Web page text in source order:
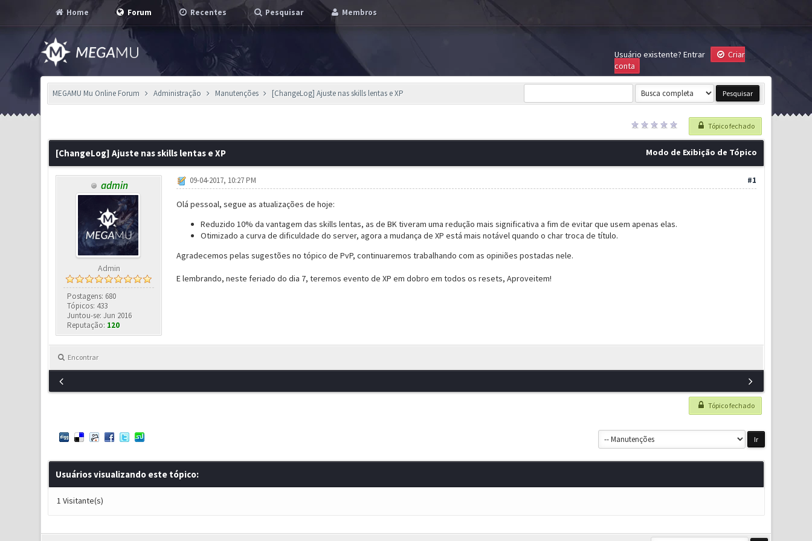
Home Forum Recentes Pesquisar Membros
Usuário existente? Entrar
Criar
conta
MEGAMU Mu Online Forum Administração Manutenções [ChangeLog] Ajuste nas skills lentas e XP
Tópico fechado
Modo de Exibição de Tópico
[ChangeLog] Ajuste nas skills lentas e XP
admin
Admin
Postagens: 680
Tópicos: 433
Juntou-se: Jun 2016
Reputação: 120
#1
09-04-2017, 10:27 PM
Olá pessoal, segue as atualizações de hoje:
Reduzido 10% da vantagem das skills lentas, as de BK tiveram uma redução mais significativa a fim de evitar que usem apenas elas.
Otimizado a curva de dificuldade do server, agora a mudança de XP está mais notável quando o char troca de título.
Agradecemos pelas sugestões no tópico de PvP, continuaremos trabalhando com as opiniões postadas nele.
E lembrando, neste feriado do dia 7, teremos evento de XP em dobro em todos os resets, Aproveitem!
Encontrar
Tópico fechado
Usuários visualizando este tópico:
1 Visitante(s)